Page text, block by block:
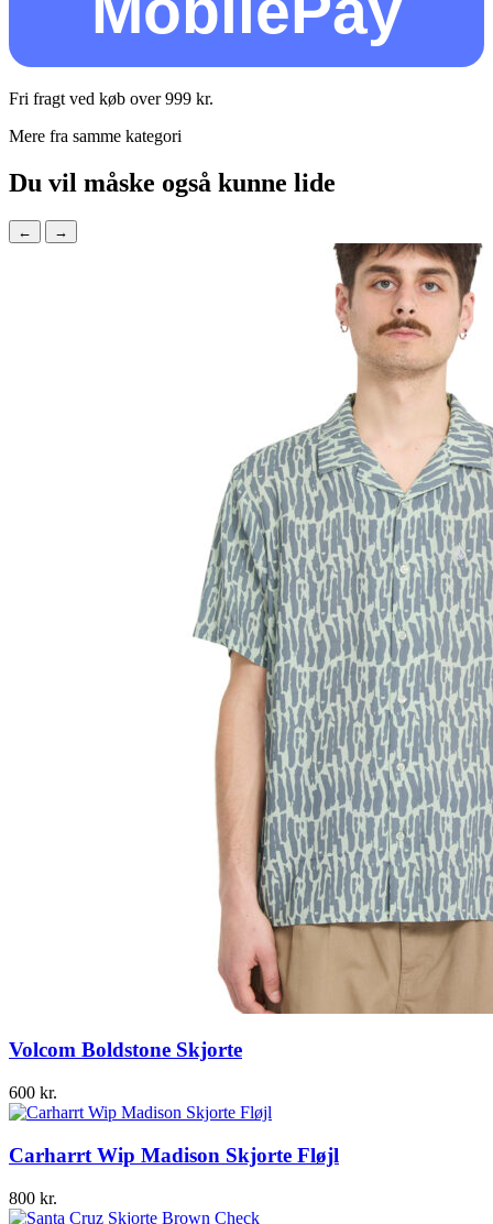
Fri fragt ved køb over999 kr.
Mere fra samme kategori
Du vil måske også kunne lide
← →
Volcom Boldstone Skjorte
600 kr.
Carharrt Wip Madison Skjorte Fløjl
800 kr.